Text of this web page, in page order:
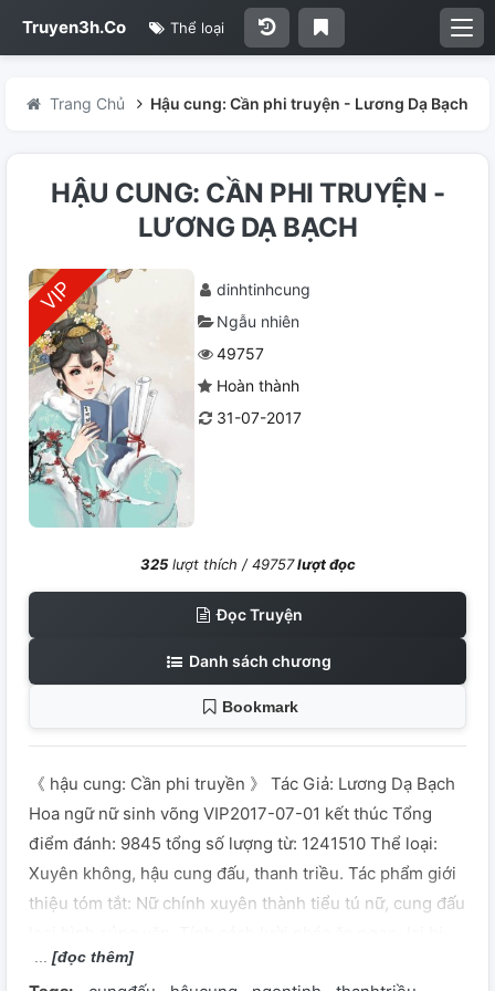
Truyen3h.Co Thể loại
Trang Chủ Hậu cung: Cần phi truyện - Lương Dạ Bạch
HẬU CUNG: CẦN PHI TRUYỆN -
LƯƠNG DẠ BẠCH
dinhtinhcung
Ngẫu nhiên
49757
Hoàn thành
31-07-2017
325lượt thích /49757lượt đọc
Đọc Truyện
Danh sách chương
Bookmark
《 hậu cung: Cần phi truyền 》 Tác Giả: Lương Dạ Bạch
Hoa ngữ nữ sinh võng VIP2017-07-01 kết thúc Tổng
điểm đánh: 9845 tổng số lượng từ: 1241510 Thể loại:
Xuyên không, hậu cung đấu, thanh triều. Tác phẩm giới
thiệu tóm tắt: Nữ chính xuyên thành tiểu tú nữ, cung đấu
Khang Hi phong làm "Cần phi", Nữ chính bày tỏ: Ta nội
[đọc thêm]